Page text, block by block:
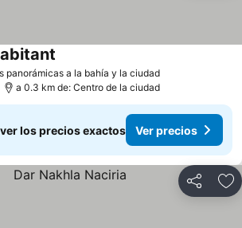
panorámicas a la bahía y la ciudad
a 0.3 km de: Centro de la ciudad
los precios exactos Ver precios
Compartir